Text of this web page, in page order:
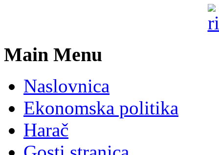
Main Menu
Naslovnica
Ekonomska politika
Harač